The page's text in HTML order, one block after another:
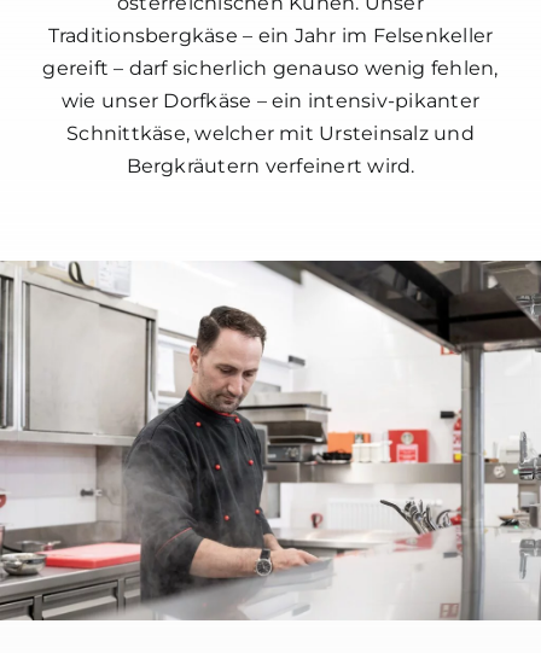
Traditionsbergkäse – ein Jahr im Felsenkeller
gereift – darf sicherlich genauso wenig fehlen,
wie unser Dorfkäse – ein intensiv-pikanter
Schnittkäse, welcher mit Ursteinsalz und
Bergkräutern verfeinert wird.